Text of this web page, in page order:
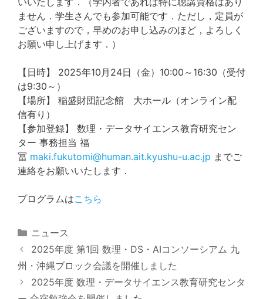
ません．学生さんでも参加可能です．ただし，定員が
ございますので，早めのお申し込みのほど，よろしく
お願い申し上げます．）
【日時】 2025年10月24日（金）10:00～16:30（受付
は9:30～）
【場所】 稲盛財団記念館 大ホール（オンライン配
信有り）
【参加登録】 数理・データサイエンス教育研究セン
ター 事務担当 福
冨 maki.fukutomi@human.ait.kyushu-u.ac.jp までご
連絡をお願いいたします．
プログラムはこちら
カ
テ
ゴ
リ
ー
ニュース
2025年度 第1回 数理・DS・AIコンソーシアム 九
州・沖縄ブロック会議を開催しました
2025年度 数理・データサイエンス教育研究センタ